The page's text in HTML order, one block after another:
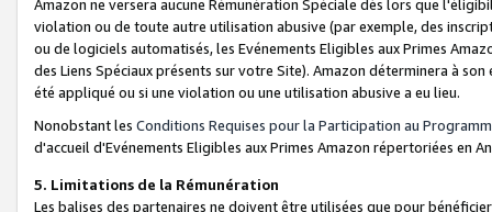
Amazon ne versera aucune Rémunération Spéciale dès lors que
violation ou de toute autre utilisation abusive (par exemple, des
ou de logiciels automatisés, les Evénements Eligibles aux Primes
des Liens Spéciaux présents sur votre Site). Amazon déterminera à
été appliqué ou si une violation ou une utilisation abusive a eu lieu.
Nonobstant les Conditions Requises pour la Participation au
d'accueil d'Evénements Eligibles aux Primes Amazon répertoriées en
5. Limitations de la Rémunération
Les balises des partenaires ne doivent être utilisées que pour